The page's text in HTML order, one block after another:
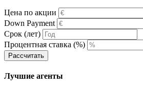
Цена по акции
Down Payment
Срок (лет)
Процентная ставка (%)
Рассчитать
Лучшие агенты